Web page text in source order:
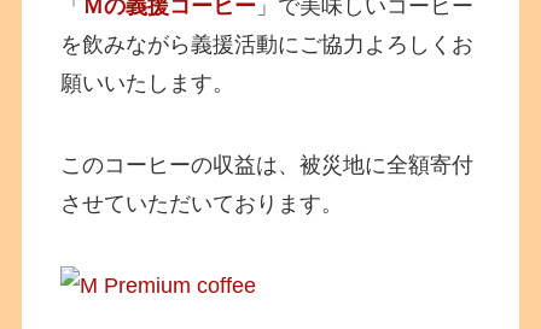
「 Ｍの義援コーヒー 」で美味しいコーヒー
を飲みながら義援活動にご協力よろしくお
願いいたします。
このコーヒーの収益は、被災地に全額寄付
させていただいております。